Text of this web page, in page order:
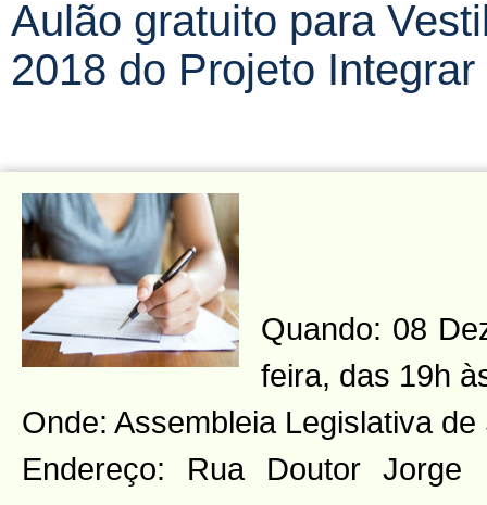
Aulão gratuito para
2018 do Projeto Integrar
Quando: 08
feira, das 19h
Onde: Assembleia Legislativa de
Endereço: Rua Doutor